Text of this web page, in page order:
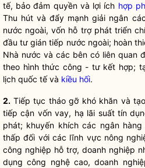
tế, bảo đảm quyền và lợi ích hợp
Thu hút và đẩy mạnh giải ngân
nước ngoài, vốn hỗ trợ phát triển
đầu tư gián tiếp nước ngoài; hoàn
Nhà nước và các bên có liên quan
theo hình thức công - tư kết hợp;
lịch quốc tế và kiều hối.
2. Tiếp tục tháo gỡ khó khăn và
tiếp cận vốn vay, hạ lãi suất tín
phát; khuyến khích các ngân
thấp đối với các lĩnh vực nông
công nghiệp hỗ trợ, doanh nghiệp
dụng công nghệ cao, doanh